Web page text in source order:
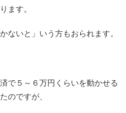
ます。
ないと」いう方もおられます。
で５～６万円くらいを動かせる
のですが、